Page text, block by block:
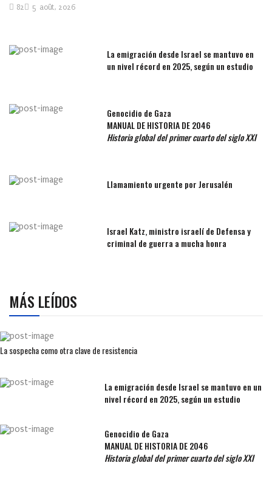
5 août, 2026
82
La emigración desde Israel se mantuvo en
un nivel récord en 2025, según un estudio
Genocidio de Gaza
MANUAL DE HISTORIA DE 2046
Historia global del primer cuarto del siglo XXI
Llamamiento urgente por Jerusalén
Israel Katz, ministro israelí de Defensa y
criminal de guerra a mucha honra
MÁS LEÍDOS
La sospecha como otra clave de resistencia
La emigración desde Israel se mantuvo en un
nivel récord en 2025, según un estudio
Genocidio de Gaza
MANUAL DE HISTORIA DE 2046
Historia global del primer cuarto del siglo XXI